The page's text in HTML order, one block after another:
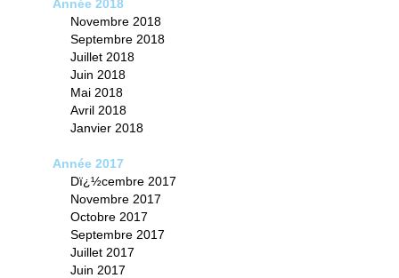
Année 2018
Novembre 2018
Septembre 2018
Juillet 2018
Juin 2018
Mai 2018
Avril 2018
Janvier 2018
Année 2017
Dï¿½cembre 2017
Novembre 2017
Octobre 2017
Septembre 2017
Juillet 2017
Juin 2017